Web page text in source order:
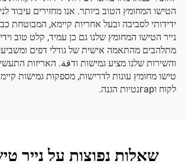
הטישו המחומץ הטוב ביותר. אנו מחזירים עיבוד
ידידותי לסביבה ובעל אחריות קיימא, המבוטחת
נייר הטישו המחומץ שלנו גם כן עמיד, קלט טוב
מתלהבים מהתאמה אישית של גודלי דפים ומשביעי
והשירות שלנו מציע גמישות ודقة. האריזות
טישו מחומץ עונות לדרישות, מספקות גמישות
לקוח וгарנטיות הגנה.
שאלות נפוצות על נייר